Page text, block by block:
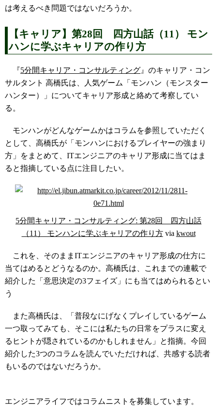
は考えるべき問題ではないだろうか。
【キャリア】第28回 四方山話（11） モン
ハンに学ぶキャリアの作り方
『5分間キャリア・コンサルティング 』のキャリア・コン
サルタント 高橋氏は、人気ゲーム「モンハン（モンスター
ハンター）」についてキャリア形成と絡めて考察してい
る。
モンハンがどんなゲームかはコラムを参照していただく
として、高橋氏が「モンハンにおけるプレイヤーの強まり
方」をまとめて、ITエンジニアのキャリア形成に当てはま
ると指摘している点に注目したい。
5分間キャリア・コンサルティング: 第28回 四方山話
（11） モンハンに学ぶキャリアの作り方via kwout
これを、そのままITエンジニアのキャリア形成の仕方に
当てはめるとどうなるのか。高橋氏は、これまでの連載で
紹介した「意思決定の3フェイズ」にも当てはめられるとい
う
また高橋氏は、「普段なにげなくプレイしているゲーム
一つ取ってみても、そこには私たちの日常をプラスに変え
るヒントが隠されているのかもしれません」と指摘。今回
紹介した3つのコラムを読んでいただければ、共感する読者
もいるのではないだろうか。
エンジニアライフではコラムニストを募集しています。